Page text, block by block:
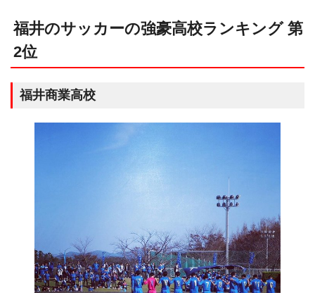
福井のサッカーの強豪高校ランキング 第
2位
福井商業高校